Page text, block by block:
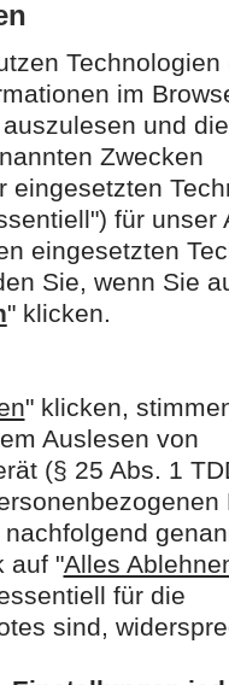
am dortigen
promoviert.
als
später die
im
sie 2018
Prof.
am
der
Charité
2021
für Allgemein-
dem 1. Juli